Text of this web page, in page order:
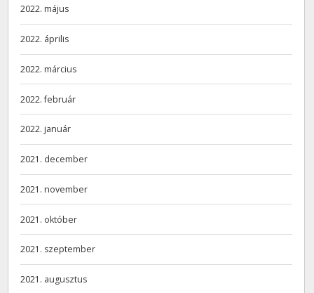
2022. május
2022. április
2022. március
2022. február
2022. január
2021. december
2021. november
2021. október
2021. szeptember
2021. augusztus